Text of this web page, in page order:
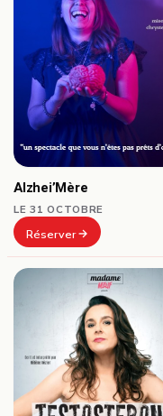
Alzhei’Mère
LE 31 OCTOBRE
Réserver